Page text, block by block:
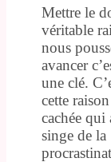
Mettre le
véritable
nous
avancer
une clé.
cette
cachée qui
singe de la